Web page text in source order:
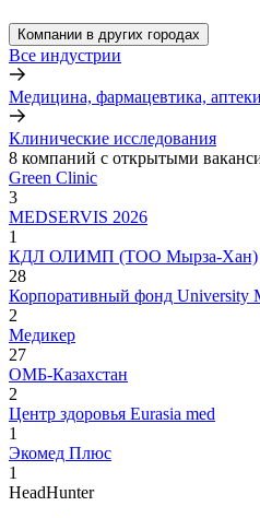
Компании в других городах
Все индустрии
Медицина, фармацевтика, аптеки
Клинические исследования
8 компаний с открытыми
Green Clinic
3
MEDSERVIS 2026
1
КДЛ ОЛИМП (ТОО Мырза-Хан)
28
Корпоративный фонд University
2
Медикер
27
ОМБ-Казахстан
2
Центр здоровья Eurasia med
1
Экомед Плюс
1
HeadHunter